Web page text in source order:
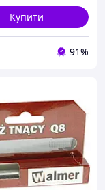
Купити
91%